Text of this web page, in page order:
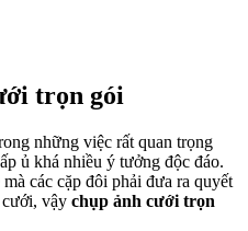
trọn gói
những việc rất quan trọng
ủ khá nhiều ý tưởng độc đáo.
các cặp đôi phải đưa ra quyết
vậy chụp ảnh cưới trọn